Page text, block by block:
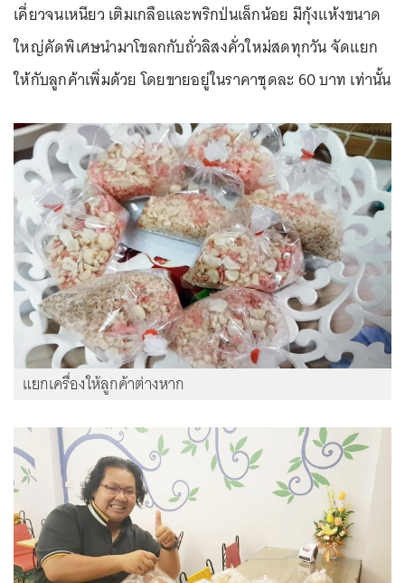
เคี่ยวจนเหนียว เติมเกลือและพริกป่นเล็กน้อย มีกุ้งแห้งขนาด
ใหญ่คัดพิเศษนำมาโขลกกับถั่วลิสงคั่วใหม่สดทุกวัน จัดแยก
ให้กับลูกค้าเพิ่มด้วย โดยขายอยู่ในราคาชุดละ 60 บาท เท่านั้น
แยกเครื่องให้ลูกค้าต่างหาก